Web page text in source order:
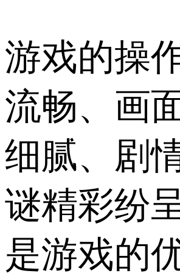
游戏的操
流畅、画
细腻、剧
谜精彩纷
是游戏的